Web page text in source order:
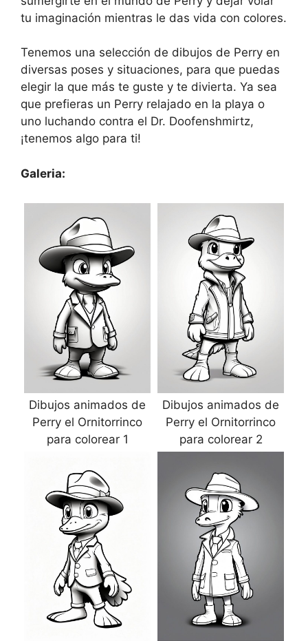
tu imaginación mientras le das vida con colores.
Tenemos una selección de dibujos de Perry en
diversas poses y situaciones, para que puedas
elegir la que más te guste y te divierta. Ya sea
que prefieras un Perry relajado en la playa o
uno luchando contra el Dr. Doofenshmirtz,
¡tenemos algo para ti!
Galeria:
Dibujos animados de
Perry el Ornitorrinco
para colorear 1
Dibujos animados de
Perry el Ornitorrinco
para colorear 2